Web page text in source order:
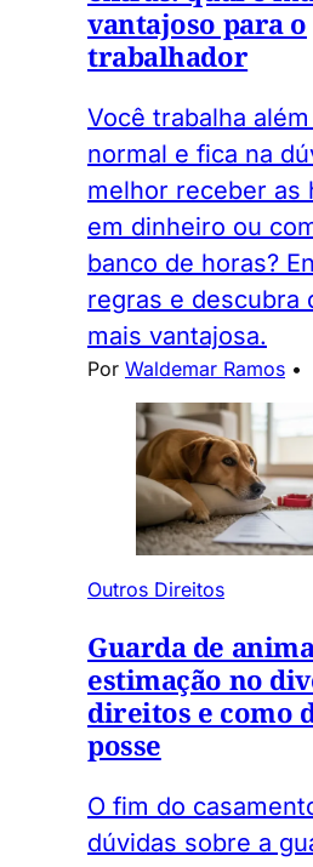
vantajoso para o
trabalhador
Você trabalha
normal e fica na
melhor receber as
em dinheiro ou
banco de horas?
regras e descubra
mais vantajosa.
Por Waldemar Ramos •
Outros Direitos
Guarda de
estimação no
direitos e como
posse
O fim do
dúvidas sobre a